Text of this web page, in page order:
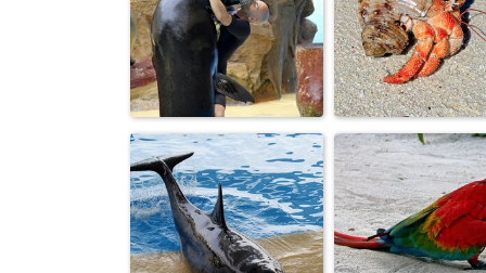
СОСРЕДОТОЧЕННОСТЬ
ПОЛЕТА.
ВЗГЛЯД.